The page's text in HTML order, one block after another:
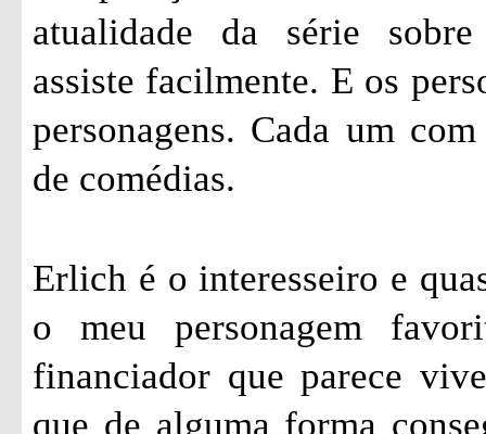
atualidade da série
assiste facilmente. E os
personagens. Cada um
de comédias.
Erlich é o interesseiro e
o meu personagem
financiador que parece
que de alguma forma